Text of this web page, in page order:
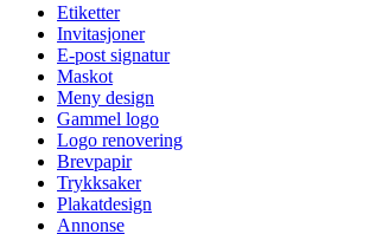
Etiketter
Invitasjoner
E-post signatur
Maskot
Meny design
Gammel logo
Logo renovering
Brevpapir
Trykksaker
Plakatdesign
Annonse